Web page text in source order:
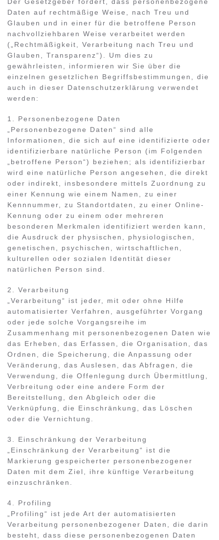
Daten auf rechtmäßige Weise, nach Treu und
Glauben und in einer für die betroffene Person
nachvollziehbaren Weise verarbeitet werden
(„Rechtmäßigkeit, Verarbeitung nach Treu und
Glauben, Transparenz“). Um dies zu
gewährleisten, informieren wir Sie über die
einzelnen gesetzlichen Begriffsbestimmungen, die
auch in dieser Datenschutzerklärung verwendet
werden:
1. Personenbezogene Daten
„Personenbezogene Daten“ sind alle
Informationen, die sich auf eine identifizierte oder
identifizierbare natürliche Person (im Folgenden
„betroffene Person“) beziehen; als identifizierbar
wird eine natürliche Person angesehen, die direkt
oder indirekt, insbesondere mittels Zuordnung zu
einer Kennung wie einem Namen, zu einer
Kennnummer, zu Standortdaten, zu einer Online-
Kennung oder zu einem oder mehreren
besonderen Merkmalen identifiziert werden kann,
die Ausdruck der physischen, physiologischen,
genetischen, psychischen, wirtschaftlichen,
kulturellen oder sozialen Identität dieser
natürlichen Person sind.
2. Verarbeitung
„Verarbeitung“ ist jeder, mit oder ohne Hilfe
automatisierter Verfahren, ausgeführter Vorgang
oder jede solche Vorgangsreihe im
Zusammenhang mit personenbezogenen Daten wie
das Erheben, das Erfassen, die Organisation, das
Ordnen, die Speicherung, die Anpassung oder
Veränderung, das Auslesen, das Abfragen, die
Verwendung, die Offenlegung durch Übermittlung,
Verbreitung oder eine andere Form der
Bereitstellung, den Abgleich oder die
Verknüpfung, die Einschränkung, das Löschen
oder die Vernichtung.
3. Einschränkung der Verarbeitung
„Einschränkung der Verarbeitung“ ist die
Markierung gespeicherter personenbezogener
Daten mit dem Ziel, ihre künftige Verarbeitung
einzuschränken.
4. Profiling
„Profiling“ ist jede Art der automatisierten
Verarbeitung personenbezogener Daten, die darin
besteht, dass diese personenbezogenen Daten